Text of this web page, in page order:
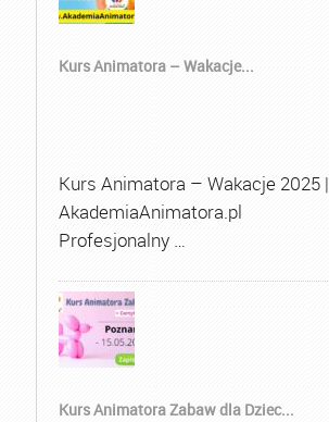
Kurs Animatora – Wakacje...
Kurs Animatora – Wakacje 2025 |
AkademiaAnimatora.pl
Profesjonalny …
Kurs Animatora Zabaw dla Dziec...